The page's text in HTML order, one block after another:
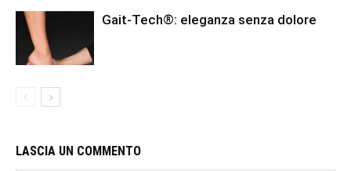
Gait-Tech®: eleganza senza dolore
LASCIA UN COMMENTO